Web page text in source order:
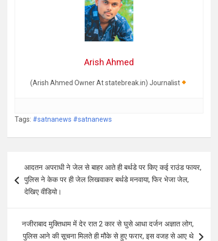
Arish Ahmed
(Arish Ahmed Owner At statebreak.in) Journalist
Tags: #satnanews #satnanews
navigation
आदतन अपराधी ने जेल से बाहर आते ही बर्थडे पर किए कई राउंड फायर,
पुलिस ने केक पर ही जेल लिखवाकर बर्थडे मनवाया, फिर भेजा जेल,
देखिए वीडियो।
नजीराबाद मुक्तिधाम में देर रात 2 कार से घुसे आधा दर्जन अज्ञात लोग,
पुलिस आने की सूचना मिलते ही मौके से हुए फरार, इस वजह से आए थे